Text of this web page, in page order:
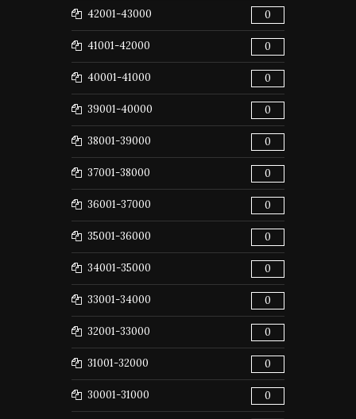
42001-43000 0
41001-42000 0
40001-41000 0
39001-40000 0
38001-39000 0
37001-38000 0
36001-37000 0
35001-36000 0
34001-35000 0
33001-34000 0
32001-33000 0
31001-32000 0
30001-31000 0